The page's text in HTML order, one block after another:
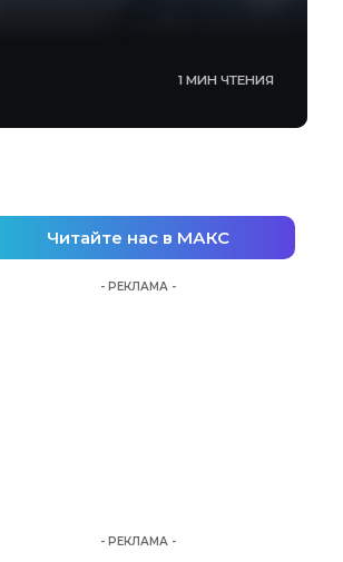
1 МИН ЧТЕНИЯ
Читайте нас в МАКС
- РЕКЛАМА -
- РЕКЛАМА -